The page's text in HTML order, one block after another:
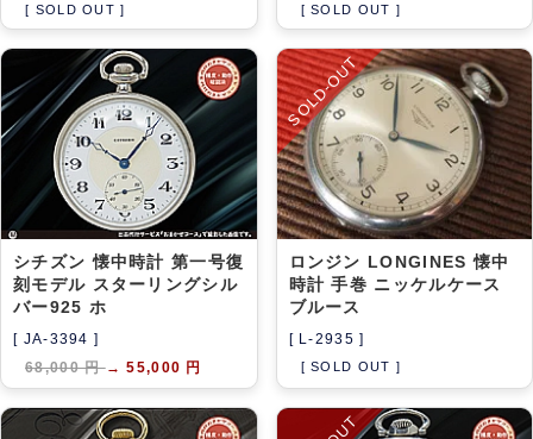
[ SOLD OUT ] [ SOLD OUT ]
シチズン 懐中時計 第一号復
刻モデル スターリングシル
バー925 ホ
[ JA-3394 ]
68,000 円→ 55,000 円
SOLD-OUT
ロンジン LONGINES 懐中
時計 手巻 ニッケルケース
ブルース
[ L-2935 ]
[ SOLD OUT ]